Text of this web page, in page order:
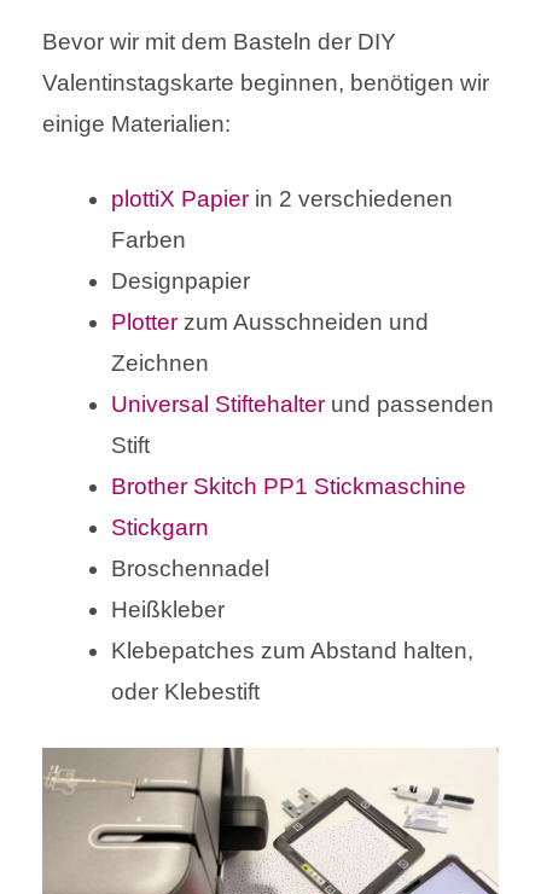
Bevor wir mit dem Basteln der DIY
Valentinstagskarte beginnen, benötigen wir
einige Materialien:
plottiX Papier in 2 verschiedenen
Farben
Designpapier
Plotter zum Ausschneiden und
Zeichnen
Universal Stiftehalter und passenden
Stift
Brother Skitch PP1 Stickmaschine
Stickgarn
Broschennadel
Heißkleber
Klebepatches zum Abstand halten,
oder Klebestift